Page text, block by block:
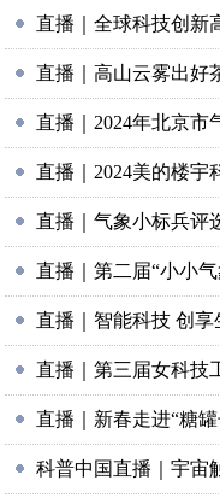
直播｜全球科技创新
直播｜高山云雾出好
直播｜2024年北京市
直播｜2024美的楼宇
直播｜气象小标兵评
直播｜第二届“小小
直播｜智能科技 创
直播｜第三届女科技
直播｜新春走进“糖
科普中国直播｜宇宙